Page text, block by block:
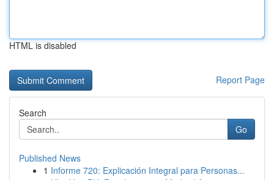
HTML is disabled
Report Page
Search
Go
Published News
1 Informe 720: Explicación Integral para Personas...